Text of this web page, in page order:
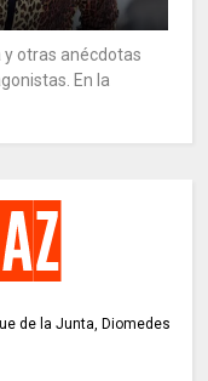
y otras anécdotas
En la
de la Junta, Diomedes